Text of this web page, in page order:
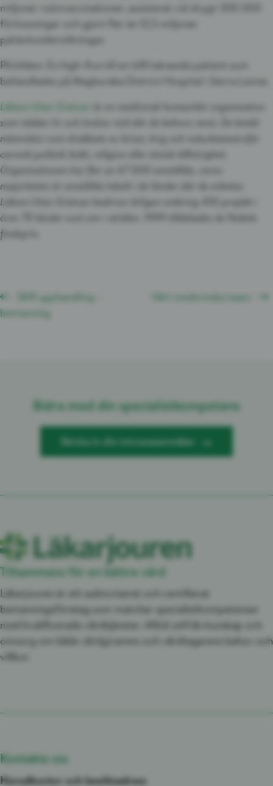
miljoner rutinvaccinationer, assisterat vid drygt 300 000
förlossningar och gjort fler än 12,5 miljoner
patientundersökningar.
På bilden: En high-five till en tillfrisknande patient som
behandlades på Magburaka District Hospital i Sierra Leone.
Läkare Utan Gränser
är en medicinsk humanitär organisation
som räddar liv och lindrar nöd där de behovs mest. De bistår
människor som drabbats av kriser, krig och naturkatastrofer
oavsett politisk åsikt, religion eller etnisk tillhörighet.
Organisationen har fler an 67 000 anställda, varav
majoriteten är anställda lokalt i de länder där de arbetar.
Läkare Utan Gränser bedriver årligen omkring 450 projekt i
över 70 länder runt om i världen. 1999 tilldelades de Nobels
fredspris.
SKR upphandling –
bemanning
Vårt medicinska team
Bidra med din specialistkompetens
Skicka in din intresseanmälan
Tillsammans för en bättre vård
Läkarjouren är ett auktoriserat och certifierat
bemanningsföretag som matchar specialistkompetenser
med kvalificerade vårdtjänster. Alltid utifrån kunskap och
omsorg om både vårdgivarens och vårdtagarens behov och
villkor.
Kontakta oss
Huvudkontor och besöksadress